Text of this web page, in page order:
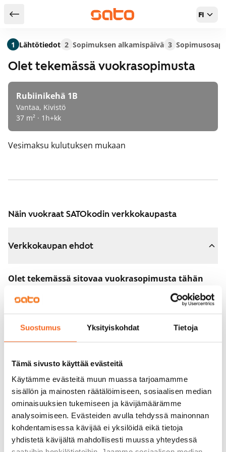
Suostumus Yksityiskohdat Tietoja
Tämä sivusto käyttää evästeitä
Käytämme evästeitä muun muassa tarjoamamme
sisällön ja mainosten räätälöimiseen, sosiaalisen median
ominaisuuksien tukemiseen ja kävijämäärämme
analysoimiseen. Evästeiden avulla tehdyssä mainonnan
kohdentamisessa kävijää ei yksilöidä eikä tietoja
yhdistetä kävijältä mahdollisesti muussa yhteydessä
Takaisin hakutuloksiin FI
Olet tekemässä vuokrasopimusta
Rubiinikehä 1B
Vantaa, Kivistö
37 m² · 1h+kk
Vesimaksu kulutuksen mukaan
Näin vuokraat SATOkodin verkkokaupasta
Verkkokaupan ehdot
Olet tekemässä sitovaa vuokrasopimusta tähän
Sopimus astuu voimaan heti, kun maksat 300 euron
varausmaksun verkkokaupassa. Palautamme summan
sinulle kokonaisuudessaan vuokrasopimuksen
Voit peruuttaa sopimuksen vielä asuntonäytöllä, jos
koti ei vastaa odotuksiasi. Tällöin palautamme
varausmaksun sinulle kokonaisuudessaan, yleensä
seuraavana arkipäivänä.
Vakuus 0 euroa.
1 Lähtötiedot 2 Sopimuksen alkamispäivä 3